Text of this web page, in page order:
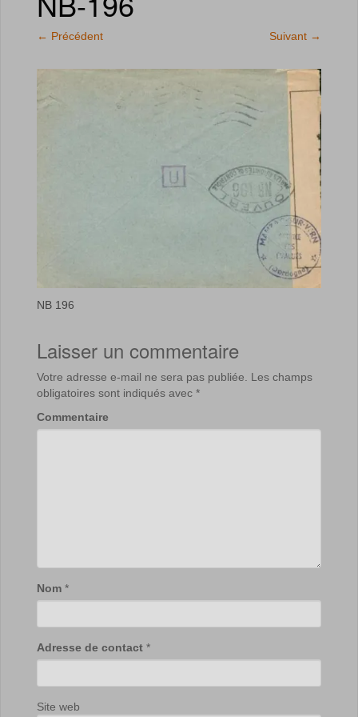
← Précédent Suivant →
NB 196
Laisser un commentaire
Votre adresse e-mail ne sera pas publiée. Les champs
obligatoires sont indiqués avec *
Commentaire
Nom *
Adresse de contact *
Site web